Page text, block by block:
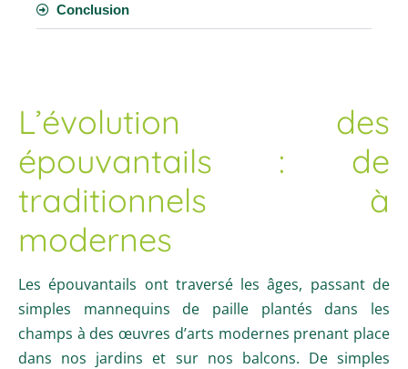
Conclusion
L’évolution des
épouvantails : de
traditionnels à
modernes
Les épouvantails ont traversé les âges, passant de
simples mannequins de paille plantés dans les
champs à des œuvres d’arts modernes prenant place
dans nos jardins et sur nos balcons. De simples